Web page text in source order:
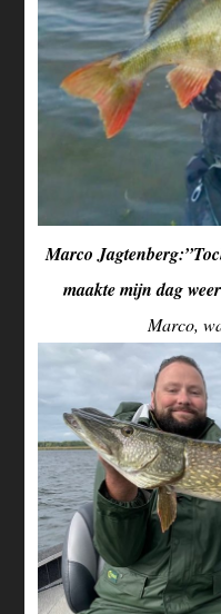
Marco
maakte mijn dag
Marco,